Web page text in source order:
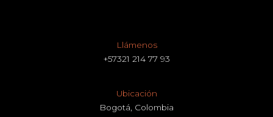
Llámenos
+57321 214 77 93
Ubicación
Bogotá, Colombia